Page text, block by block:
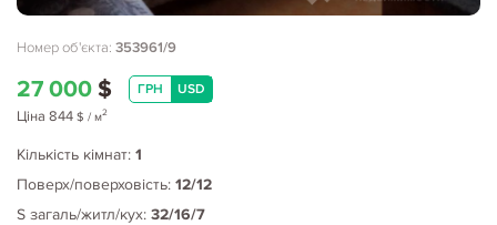
Номер об'єкта: 353961/9
27 000 $ ГРН USD
Ціна 844 $ / м2
Кількість кімнат: 1
Поверх/поверховість: 12/12
S загаль/житл/кух: 32/16/7